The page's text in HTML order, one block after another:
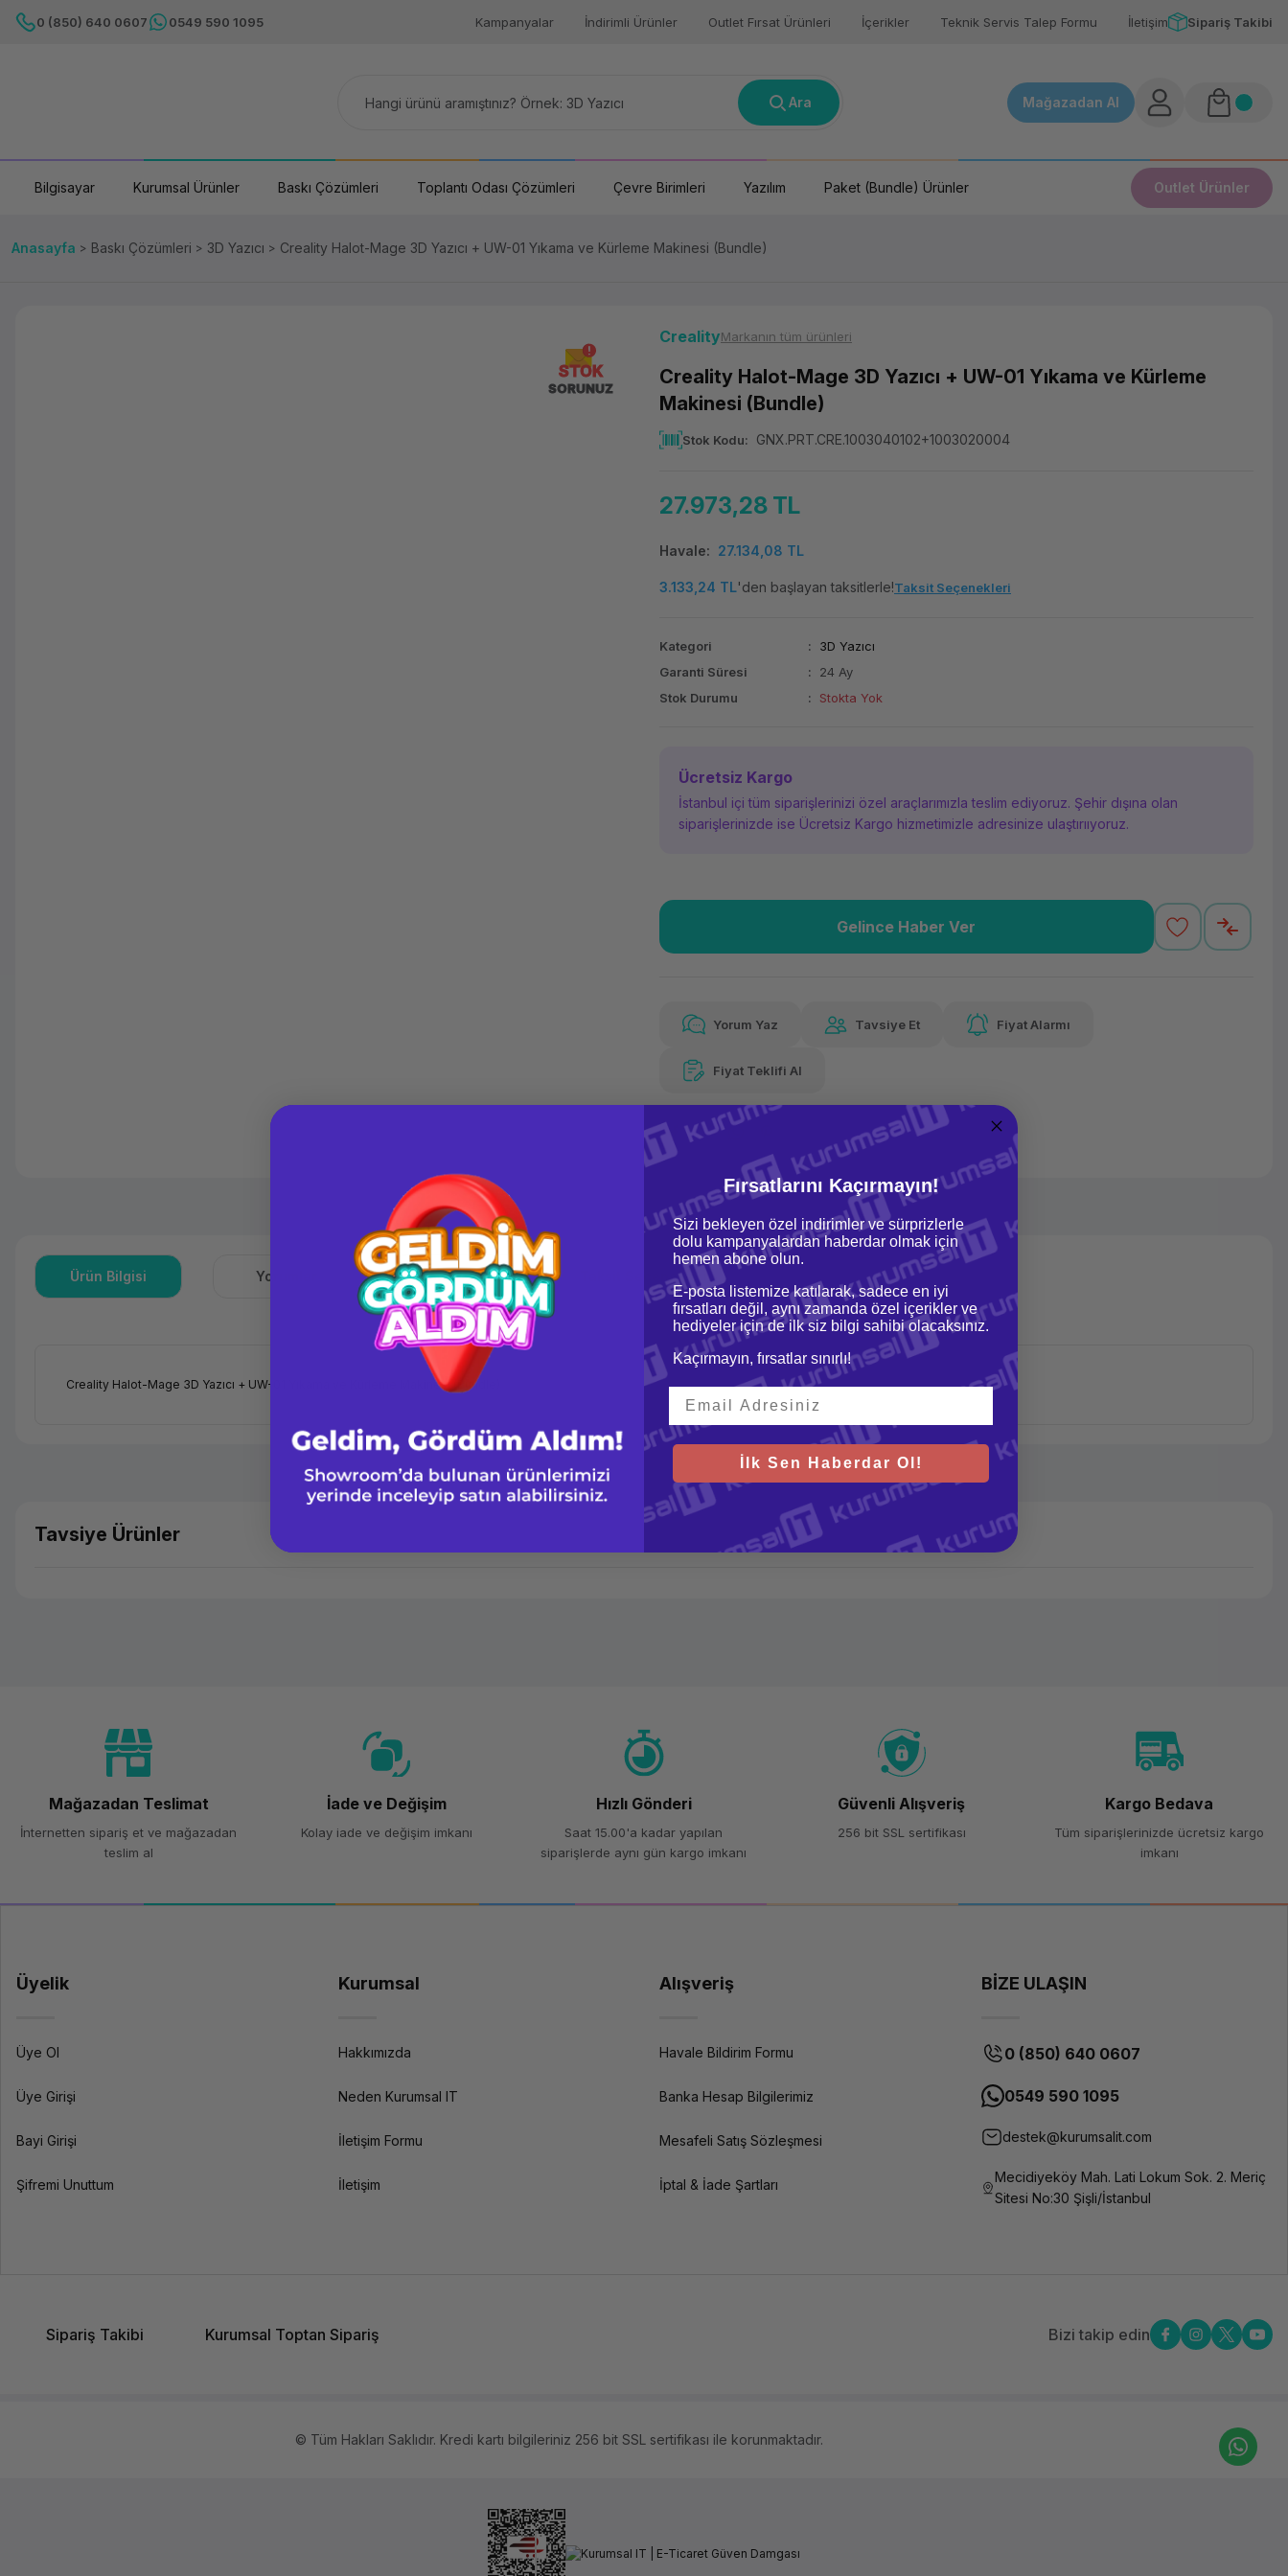
0 (850) 640 0607 0549 590 1095 Kampanyalar İndirimli Ürünler Outlet Fırsat Ürünleri İçerikler Teknik Servis Talep Formu İletişim Sipariş Takibi
Ara Mağazadan Al
Bilgisayar Kurumsal Ürünler Baskı Çözümleri Toplantı Odası Çözümleri Çevre Birimleri Yazılım Paket (Bundle) Ürünler Outlet Ürünler
Anasayfa Baskı Çözümleri 3D Yazıcı Creality Halot-Mage 3D Yazıcı + UW-01 Yıkama ve Kürleme Makinesi (Bundle)
STOK
SORUNUZ
CrealityMarkanın tüm ürünleri
Creality Halot-Mage 3D Yazıcı + UW-01 Yıkama ve Kürleme
Makinesi (Bundle)
Stok Kodu GNX.PRT.CRE.1003040102+1003020004
27.973,28 TL
Havale 27.134,08 TL
3.133,24 TL'den başlayan taksitlerle!Taksit Seçenekleri
Kategori
3D Yazıcı
Garanti Süresi
24 Ay
Stok Durumu
Stokta Yok
Ücretsiz Kargo
İstanbul içi tüm siparişlerinizi özel araçlarımızla teslim ediyoruz. Şehir dışına olan
siparişlerinizde ise Ücretsiz Kargo hizmetimizle adresinize ulaştırııyoruz.
Güvenilir Alışveriş
Kolay iade imkanı
Aya varan taksit
Özel indirim fırsatı
Gelince Haber Ver
Yorum Yaz Tavsiye Et Fiyat Alarmı
Fiyat Teklifi Al
Ürün Bilgisi Yorumlar Soru & Cevap Taksit Seçenekleri
Creality Halot-Mage 3D Yazıcı + UW-01 Yıkama ve Kürleme Makinesi (Bundle)
Bu ürüne ilk yorumu siz yapın!
Yorum Yaz
Ürün hakkında henüz soru sorulmamış.
Soru Sor
Tavsiye Ürünler
67.364,22 TL
Mağazadan Teslimat
İnternetten sipariş et ve mağazadan
teslim al
İade ve Değişim
Kolay iade ve değişim imkanı
Hızlı Gönderi
Saat 15.00'a kadar yapılan
siparişlerde aynı gün kargo imkanı
Güvenli Alışveriş
256 bit SSL sertifikası
Kargo Bedava
Tüm siparişlerinizde ücretsiz kargo
imkanı
Üyelik
Üye Ol
Üye Girişi
Bayi Girişi
Şifremi Unuttum
Kurumsal
Hakkımızda
Neden Kurumsal IT
İletişim Formu
İletişim
Alışveriş
Havale Bildirim Formu
Banka Hesap Bilgilerimiz
Mesafeli Satış Sözleşmesi
İptal & İade Şartları
BİZE ULAŞIN
0 (850) 640 0607
0549 590 1095
destek@kurumsalit.com
Mecidiyeköy Mah. Lati Lokum Sok. 2. Meriç
Sitesi No:30 Şişli/İstanbul
Sipariş Takibi Kurumsal Toptan Sipariş Bizi takip edin
© Tüm Hakları Saklıdır. Kredi kartı bilgileriniz 256 bit SSL sertifikası ile korunmaktadır.
Fırsatlarını Kaçırmayın!
Sizi bekleyen özel indirimler ve sürprizlerle
dolu kampanyalardan haberdar olmak için
hemen abone olun.
E-posta listemize katılarak, sadece en iyi
fırsatları değil, aynı zamanda özel içerikler ve
hediyeler için de ilk siz bilgi sahibi olacaksınız.
Kaçırmayın, fırsatlar sınırlı!
İlk Sen Haberdar Ol!